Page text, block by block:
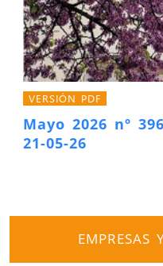
VERSIÓN PDF
Mayo 2026 nº
21-05-26
EMPRESAS